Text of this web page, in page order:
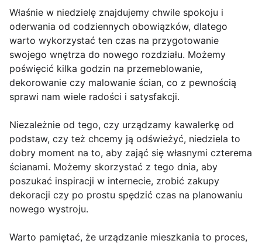
Właśnie w niedzielę znajdujemy chwile spokoju i
oderwania od codziennych obowiązków, dlatego
warto wykorzystać ten czas na przygotowanie
swojego wnętrza do nowego rozdziału. Możemy
poświęcić kilka godzin na przemeblowanie,
dekorowanie czy malowanie ścian, co z pewnością
sprawi nam wiele radości i satysfakcji.
Niezależnie od tego, czy urządzamy kawalerkę od
podstaw, czy też chcemy ją odświeżyć, niedziela to
dobry moment na to, aby zająć się własnymi czterema
ścianami. Możemy skorzystać z tego dnia, aby
poszukać inspiracji w internecie, zrobić zakupy
dekoracji czy po prostu spędzić czas na planowaniu
nowego wystroju.
Warto pamiętać, że urządzanie mieszkania to proces,